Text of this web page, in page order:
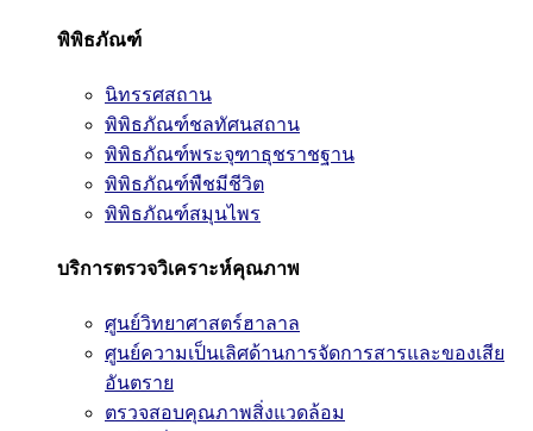
พิพิธภัณฑ์
นิทรรศสถาน
พิพิธภัณฑ์ชลทัศนสถาน
พิพิธภัณฑ์พระจุฑาธุชราชฐาน
พิพิธภัณฑ์พืชมีชีวิต
พิพิธภัณฑ์สมุนไพร
บริการตรวจวิเคราะห์คุณภาพ
ศูนย์วิทยาศาสตร์ฮาลาล
ศูนย์ความเป็นเลิศด้านการจัดการสารและของเสีย
อันตราย
ตรวจสอบคุณภาพสิ่งแวดล้อม